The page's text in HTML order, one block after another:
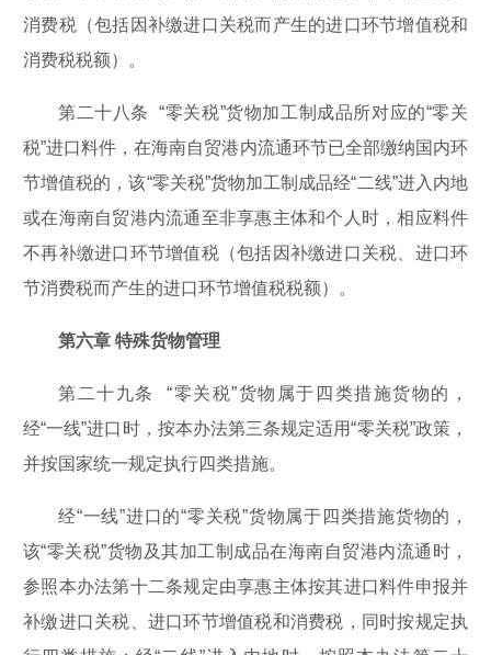
消费税（包括因补缴进口关税而产生的进口环节增值税和
消费税税额）。
第二十八条 “零关税”货物加工制成品所对应的“零关
税”进口料件，在海南自贸港内流通环节已全部缴纳国内环
节增值税的，该“零关税”货物加工制成品经“二线”进入内地
或在海南自贸港内流通至非享惠主体和个人时，相应料件
不再补缴进口环节增值税（包括因补缴进口关税、进口环
节消费税而产生的进口环节增值税税额）。
第六章 特殊货物管理
第二十九条 “零关税”货物属于四类措施货物的，
经“一线”进口时，按本办法第三条规定适用“零关税”政策，
并按国家统一规定执行四类措施。
经“一线”进口的“零关税”货物属于四类措施货物的，
该“零关税”货物及其加工制成品在海南自贸港内流通时，
参照本办法第十二条规定由享惠主体按其进口料件申报并
补缴进口关税、进口环节增值税和消费税，同时按规定执